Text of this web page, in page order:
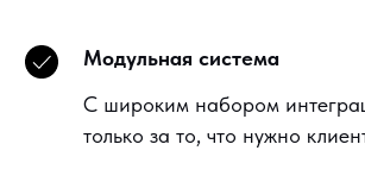
Модульная система
С широким набором
только за то, что нужно